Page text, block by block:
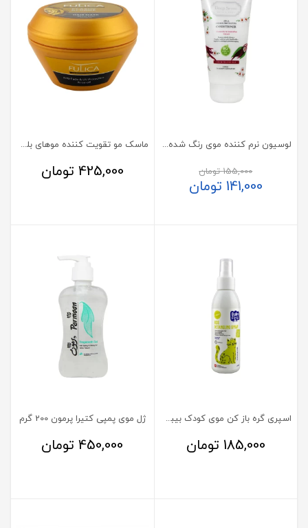
لوسیون نرم کننده موی رنگ شده بابونه و آمارنت دیپ سنس 200 میلی لیتر
155,000تومان
141,000 تومان
ماسک مو تقویت کننده موهای بلوند فولیکا
425,000 تومان
اسپری گره باز کن موی کودک بیبی فرست
185,000 تومان
ژل موی پمپی کتیرا پرمون 200 گرم
450,000تومان